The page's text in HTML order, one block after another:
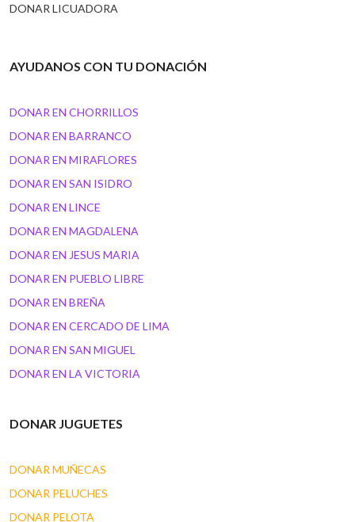
DONAR LICUADORA
AYUDANOS CON TU DONACIÓN
DONAR EN CHORRILLOS
DONAR EN BARRANCO
DONAR EN MIRAFLORES
DONAR EN SAN ISIDRO
DONAR EN LINCE
DONAR EN MAGDALENA
DONAR EN JESUS MARIA
DONAR EN PUEBLO LIBRE
DONAR EN BREÑA
DONAR EN CERCADO DE LIMA
DONAR EN SAN MIGUEL
DONAR EN LA VICTORIA
DONAR JUGUETES
DONAR MUÑECAS
DONAR PELUCHES
DONAR PELOTA